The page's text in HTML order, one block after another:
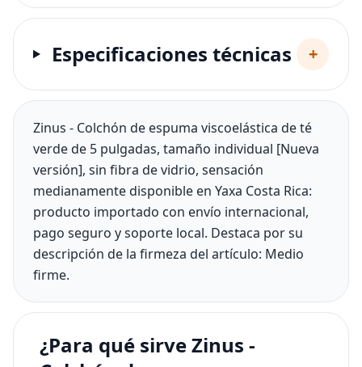
Especificaciones técnicas +
Zinus - Colchón de espuma viscoelástica de té
verde de 5 pulgadas, tamaño individual [Nueva
versión], sin fibra de vidrio, sensación
medianamente disponible en Yaxa Costa Rica:
producto importado con envío internacional,
pago seguro y soporte local. Destaca por su
descripción de la firmeza del artículo: Medio
firme.
¿Para qué sirve Zinus -